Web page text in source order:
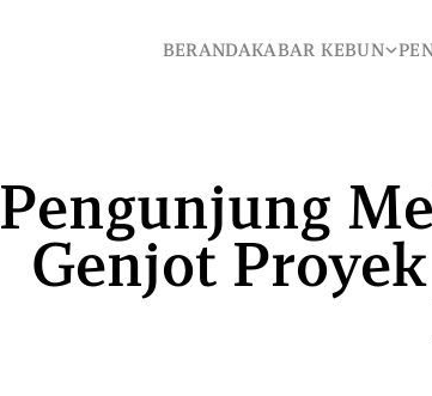
BERANDAKABAR KEBUN
Pengunjung
Genjot